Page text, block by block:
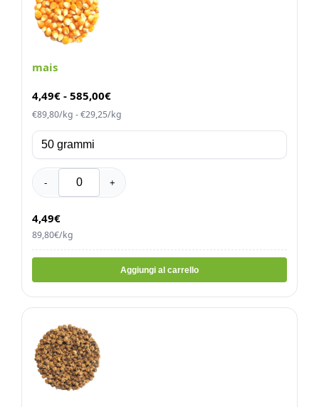
mais
4,49€ - 585,00€
€89,80/kg - €29,25/kg
- +
4,49€
89,80€/kg
Aggiungi al carrello